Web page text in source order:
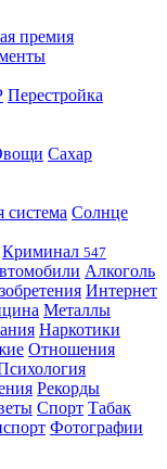
премия
Перестройка
Сахар
система Солнце
Криминал 547
Алкоголь
Интернет
Металлы
Наркотики
Отношения
Рекорды
Спорт Табак
Фотографии